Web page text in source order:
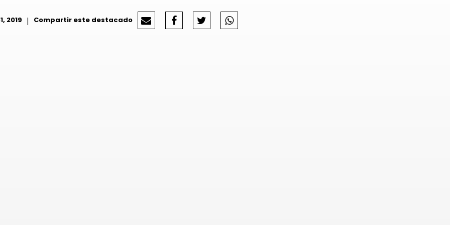
2019 | Compartir este destacado